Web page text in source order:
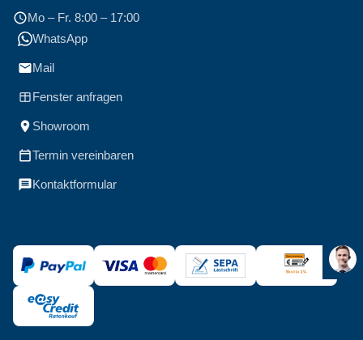
Mo – Fr. 8:00 – 17:00
WhatsApp
Mail
Fenster anfragen
Showroom
Termin vereinbaren
Kontaktformular